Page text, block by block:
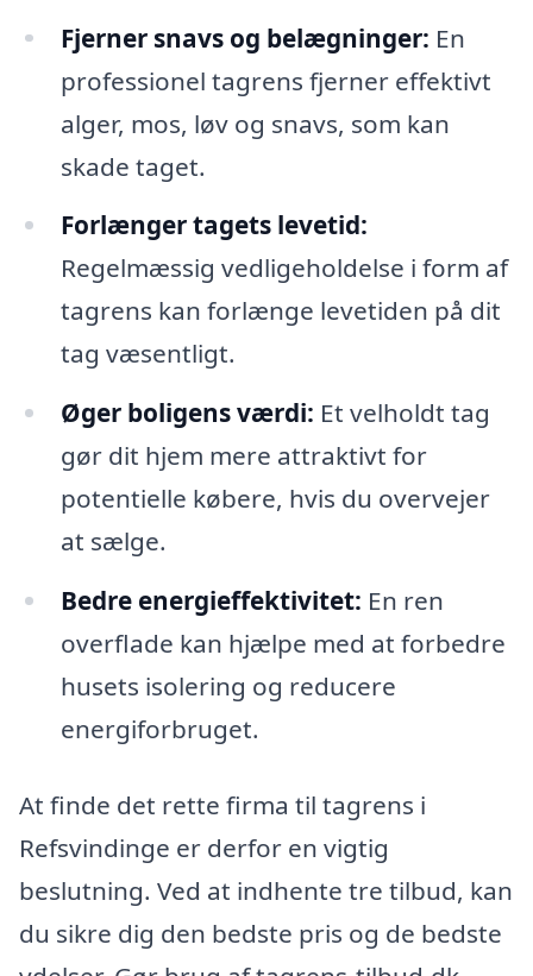
Fjerner snavs og belægninger: En
professionel tagrens fjerner effektivt
alger, mos, løv og snavs, som kan
skade taget.
Forlænger tagets levetid:
Regelmæssig vedligeholdelse i form af
tagrens kan forlænge levetiden på dit
tag væsentligt.
Øger boligens værdi: Et velholdt tag
gør dit hjem mere attraktivt for
potentielle købere, hvis du overvejer
at sælge.
Bedre energieffektivitet: En ren
overflade kan hjælpe med at forbedre
husets isolering og reducere
energiforbruget.
At finde det rette firma til tagrens i
Refsvindinge er derfor en vigtig
beslutning. Ved at indhente tre tilbud, kan
du sikre dig den bedste pris og de bedste